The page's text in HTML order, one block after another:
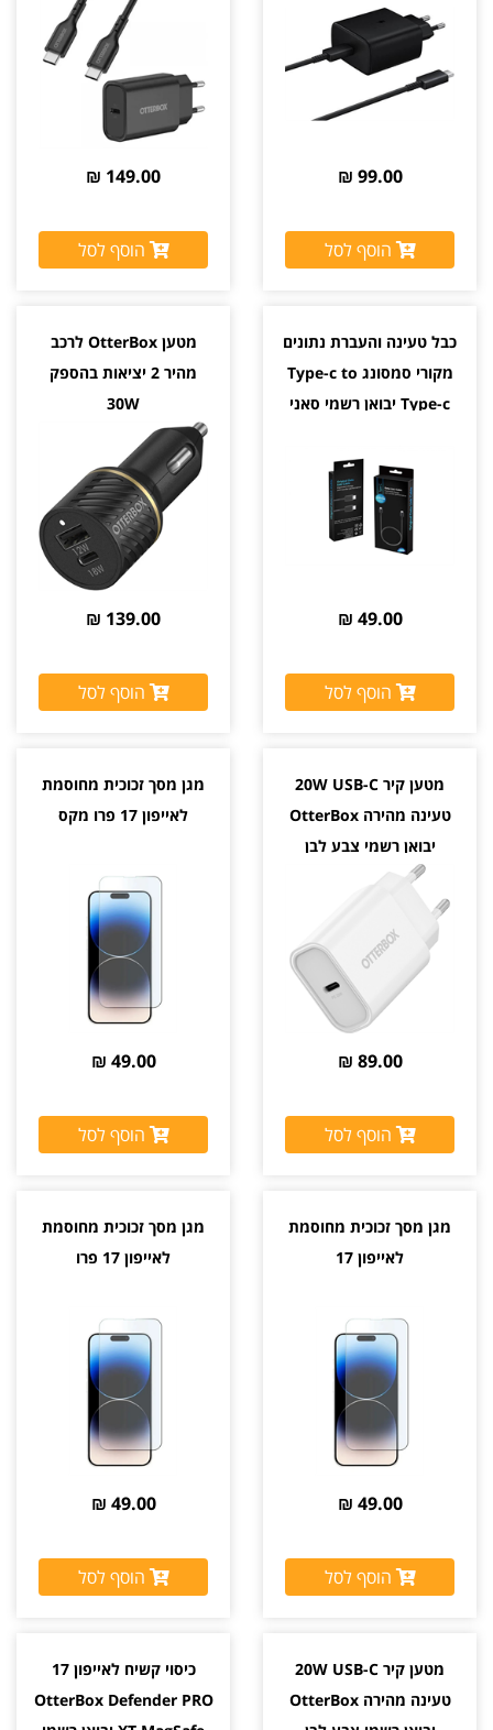
99.00 ₪
הוסף לסל
149.00 ₪
הוסף לסל
כבל טעינה והעברת נתונים
מקורי סמסונג Type-c to
Type-c יבואן רשמי סאני
49.00 ₪
הוסף לסל
מטען OtterBox לרכב
מהיר 2 יציאות בהספק
30W
139.00 ₪
הוסף לסל
מטען קיר 20W USB-C
טעינה מהירה OtterBox
יבואן רשמי צבע לבן
89.00 ₪
הוסף לסל
מגן מסך זכוכית מחוסמת
לאייפון 17 פרו מקס
49.00 ₪
הוסף לסל
מגן מסך זכוכית מחוסמת
לאייפון 17
49.00 ₪
הוסף לסל
מגן מסך זכוכית מחוסמת
לאייפון 17 פרו
49.00 ₪
הוסף לסל
מטען קיר 20W USB-C
טעינה מהירה OtterBox
כיסוי קשיח לאייפון 17
OtterBox Defender PRO